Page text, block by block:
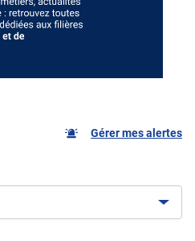
Gérer mes alertes